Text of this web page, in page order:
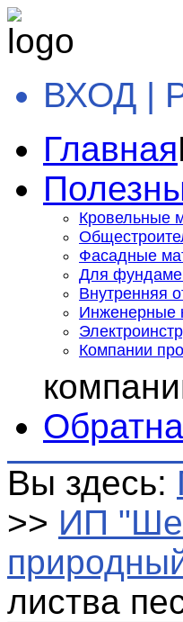
ВХОД |
Главная
Кровельные
Фасадные
Для
Внутренняя
Инженерные
Компании
Вы здесь:
>> ИП
листва